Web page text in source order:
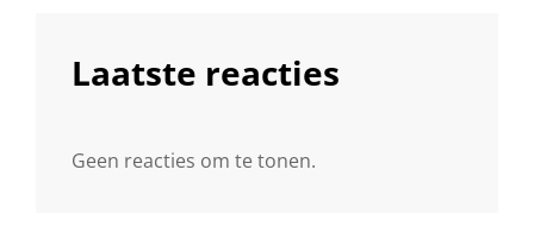
Laatste reacties
Geen reacties om te tonen.